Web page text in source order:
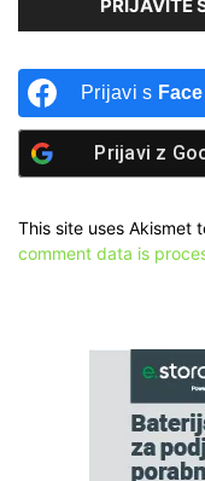
PRIJAVITE
Prijavi s
Prijavi z
This site uses Akismet
comment data is